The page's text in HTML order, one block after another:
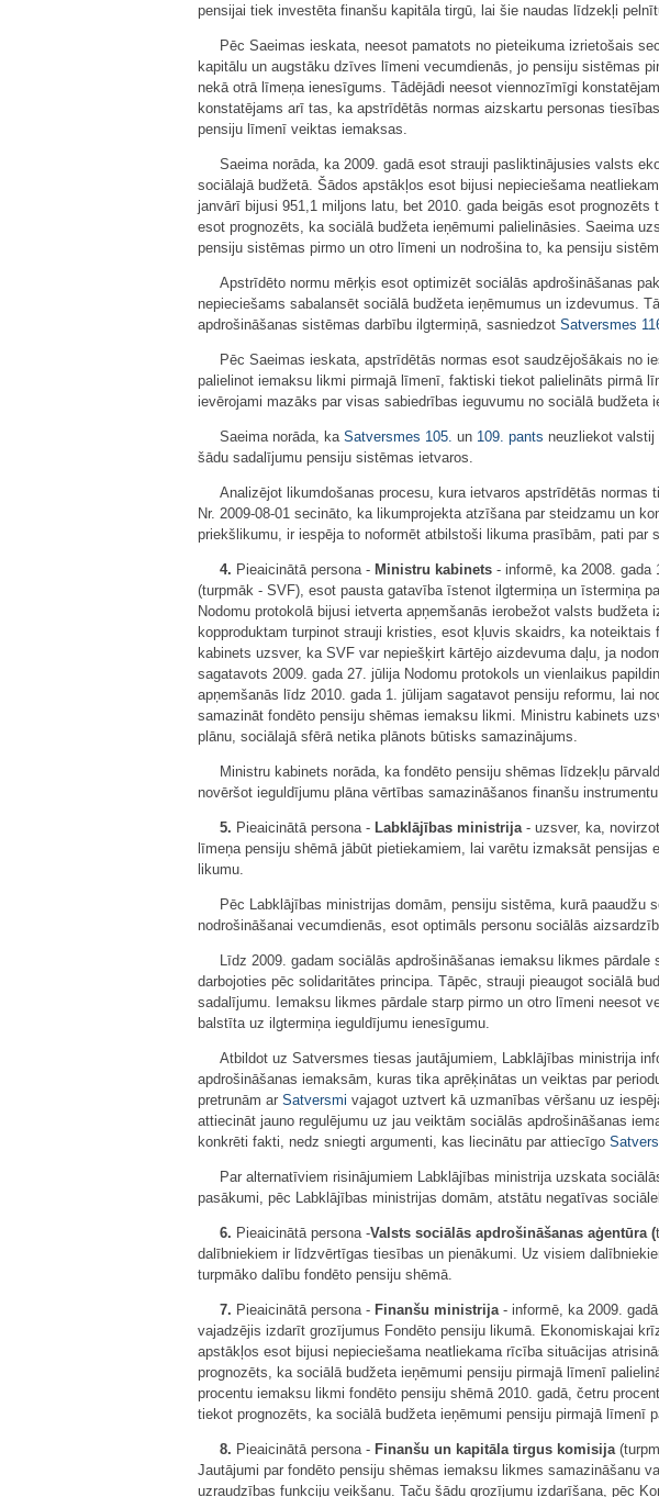
pensijai tiek investēta finanšu kapitāla tirgū, lai šie naudas līdzekļi
Pēc Saeimas ieskata, neesot pamatots no pieteikuma izrietošais
kapitālu un augstāku dzīves līmeni vecumdienās, jo pensiju sistēmas
nekā otrā līmeņa ienesīgums. Tādējādi neesot viennozīmīgi
konstatējams arī tas, ka apstrīdētās normas aizskartu personas
pensiju līmenī veiktas iemaksas.
Saeima norāda, ka 2009. gadā esot strauji pasliktinājusies valsts
sociālajā budžetā. Šādos apstākļos esot bijusi nepieciešama
janvārī bijusi 951,1 miljons latu, bet 2010. gada beigās esot
esot prognozēts, ka sociālā budžeta ieņēmumi palielināsies. Saeima
pensiju sistēmas pirmo un otro līmeni un nodrošina to, ka pensiju
Apstrīdēto normu mērķis esot optimizēt sociālās apdrošināšanas
nepieciešams sabalansēt sociālā budžeta ieņēmumus un izdevumus.
apdrošināšanas sistēmas darbību ilgtermiņā, sasniedzot Satversmes
Pēc Saeimas ieskata, apstrīdētās normas esot saudzējošākais no
palielinot iemaksu likmi pirmajā līmenī, faktiski tiekot palielināts pirmā
ievērojami mazāks par visas sabiedrības ieguvumu no sociālā budžeta
Saeima norāda, ka Satversmes 105. un 109. pants neuzliekot
šādu sadalījumu pensiju sistēmas ietvaros.
Analizējot likumdošanas procesu, kura ietvaros apstrīdētās
Nr. 2009-08-01 secināto, ka likumprojekta atzīšana par steidzamu un
priekšlikumu, ir iespēja to noformēt atbilstoši likuma prasībām, pati par
4. Pieaicinātā persona - Ministru kabinets - informē, ka 2008. gada
(turpmāk - SVF), esot pausta gatavība īstenot ilgtermiņa un īstermiņa
Nodomu protokolā bijusi ietverta apņemšanās ierobežot valsts
kopproduktam turpinot strauji kristies, esot kļuvis skaidrs, ka
kabinets uzsver, ka SVF var nepiešķirt kārtējo aizdevuma daļu, ja
sagatavots 2009. gada 27. jūlija Nodomu protokols un vienlaikus
apņemšanās līdz 2010. gada 1. jūlijam sagatavot pensiju reformu, lai
samazināt fondēto pensiju shēmas iemaksu likmi. Ministru kabinets
plānu, sociālajā sfērā netika plānots būtisks samazinājums.
Ministru kabinets norāda, ka fondēto pensiju shēmas līdzekļu
novēršot ieguldījumu plāna vērtības samazināšanos finanšu
5. Pieaicinātā persona - Labklājības ministrija- uzsver, ka,
līmeņa pensiju shēmā jābūt pietiekamiem, lai varētu izmaksāt
likumu.
Pēc Labklājības ministrijas domām, pensiju sistēma, kurā paaudžu
nodrošināšanai vecumdienās, esot optimāls personu sociālās
Līdz 2009. gadam sociālās apdrošināšanas iemaksu likmes
darbojoties pēc solidaritātes principa. Tāpēc, strauji pieaugot sociālā
sadalījumu. Iemaksu likmes pārdale starp pirmo un otro līmeni neesot
balstīta uz ilgtermiņa ieguldījumu ienesīgumu.
Atbildot uz Satversmes tiesas jautājumiem, Labklājības ministrija
apdrošināšanas iemaksām, kuras tika aprēķinātas un veiktas par
pretrunām ar Satversmi vajagot uztvert kā uzmanības vēršanu uz
attiecināt jauno regulējumu uz jau veiktām sociālās apdrošināšanas
konkrēti fakti, nedz sniegti argumenti, kas liecinātu par attiecīgo
Par alternatīviem risinājumiem Labklājības ministrija uzskata
pasākumi, pēc Labklājības ministrijas domām, atstātu negatīvas
6. Pieaicinātā persona -Valsts sociālās apdrošināšanas aģentūra (
dalībniekiem ir līdzvērtīgas tiesības un pienākumi. Uz visiem
turpmāko dalību fondēto pensiju shēmā.
7. Pieaicinātā persona - Finanšu ministrija- informē, ka 2009.
vajadzējis izdarīt grozījumus Fondēto pensiju likumā. Ekonomiskajai
apstākļos esot bijusi nepieciešama neatliekama rīcība situācijas
prognozēts, ka sociālā budžeta ieņēmumi pensiju pirmajā līmenī
procentu iemaksu likmi fondēto pensiju shēmā 2010. gadā, četru
tiekot prognozēts, ka sociālā budžeta ieņēmumi pensiju pirmajā līmenī
8. Pieaicinātā persona - Finanšu un kapitāla tirgus komisija
Jautājumi par fondēto pensiju shēmas iemaksu likmes samazināšanu
uzraudzības funkciju veikšanu. Taču šādu grozījumu izdarīšana, pēc